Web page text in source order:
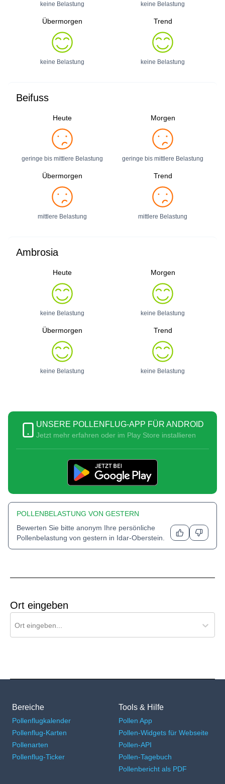
keine Belastung keine Belastung
Übermorgen
keine Belastung
Trend
keine Belastung
Beifuss
Heute
geringe bis mittlere Belastung
Morgen
geringe bis mittlere Belastung
Übermorgen
mittlere Belastung
Trend
mittlere Belastung
Ambrosia
Heute
keine Belastung
Morgen
keine Belastung
Übermorgen
keine Belastung
Trend
keine Belastung
UNSERE POLLENFLUG-APP FÜR ANDROID
Jetzt mehr erfahren oder im Play Store installieren
POLLENBELASTUNG VON GESTERN
Bewerten Sie bitte anonym Ihre persönliche
Pollenbelastung von gestern in Idar-Oberstein.
Ort eingeben
Ort eingeben...
Bereiche
Pollenflugkalender
Pollenflug-Karten
Pollenarten
Pollenflug-Ticker
Tools & Hilfe
Pollen App
Pollen-Widgets für Webseite
Pollen-API
Pollen-Tagebuch
Pollenbericht als PDF